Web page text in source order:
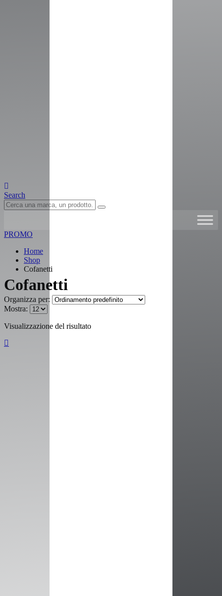
Search
PROMO
Home
Shop
Cofanetti
Cofanetti
Organizza per:
Mostra:
Visualizzazione del risultato